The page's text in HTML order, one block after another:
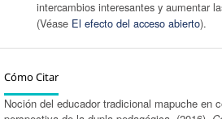
intercambios interesantes y aumentar
(Véase El efecto del acceso abierto).
Cómo Citar
Noción del educador tradicional mapuche en